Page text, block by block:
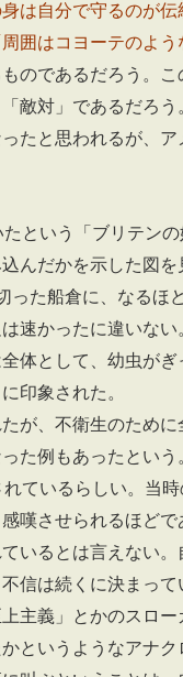
身は自分で守るのが伝
周囲はコヨーテのよ
のであるだろう。
敵対」であるだろ
たと思われるが、
という「ブリテン
んだかを示した図
った船倉に、なるほ
速かったに違いな
体として、幼虫が
印象された。
が、不衛生のために
た例もあったとい
ているらしい。当
嘆させられるほど
いるとは言えない
信は続くに決まって
主義」とかのスロ
というようなアナ